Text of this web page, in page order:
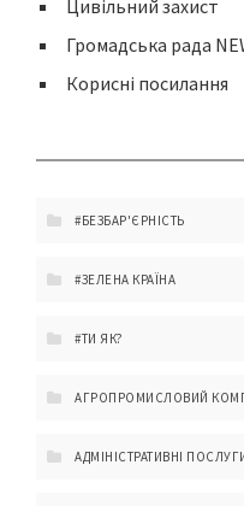
Цивільний захист
Громадська рада
Корисні посилання
#БЕЗБАР'ЄРНІСТЬ
#ЗЕЛЕНА КРАЇНА
#ТИ ЯК?
АГРОПРОМИСЛОВИЙ
АДМІНІСТРАТИВНІ